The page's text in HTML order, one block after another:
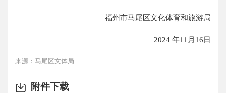
福州市马尾区文化体育和旅游局
2024 年11月16日
来源：马尾区文体局
附件下载